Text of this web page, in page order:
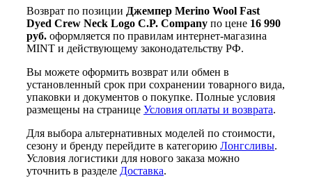
Возврат по позиции Джемпер Merino Wool Fast
Dyed Crew Neck Logo C.P. Company по цене 16 990
руб. оформляется по правилам интернет-магазина
MINT и действующему законодательству РФ.
Вы можете оформить возврат или обмен в
установленный срок при сохранении товарного вида,
упаковки и документов о покупке. Полные условия
размещены на странице Условия оплаты и возврата.
Для выбора альтернативных моделей по стоимости,
сезону и бренду перейдите в категорию Лонгсливы.
Условия логистики для нового заказа можно
уточнить в разделе Доставка.